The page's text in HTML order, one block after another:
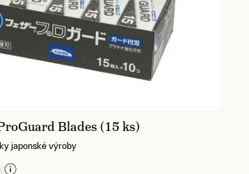
Blades (15 ks)
japonské výroby